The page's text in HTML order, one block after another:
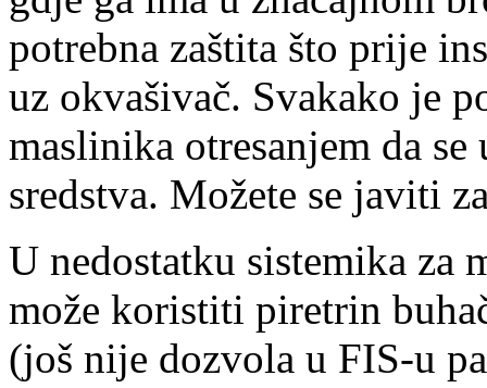
potrebna zaštita što prije
uz okvašivač. Svakako je
maslinika otresanjem da
sredstva. Možete se javiti
U nedostatku sistemika za
može koristiti piretrin
(još nije dozvola u FIS-u